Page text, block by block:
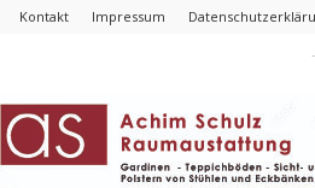
Kontakt Impressum